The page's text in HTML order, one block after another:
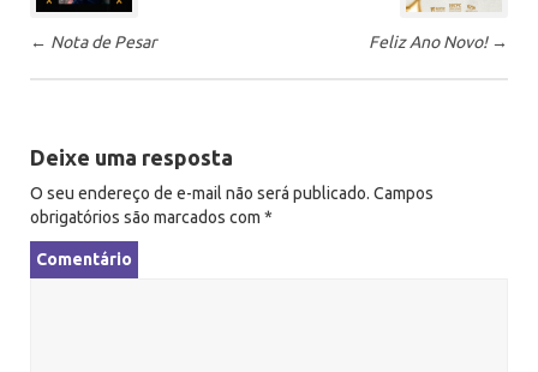
-
n
a
e
g
a
ç
ã
← Nota de Pesar Feliz Ano Novo! →
Deixe uma resposta
O seu endereço de e-mail não será publicado. Campos
obrigatórios são marcados com *
Comentário